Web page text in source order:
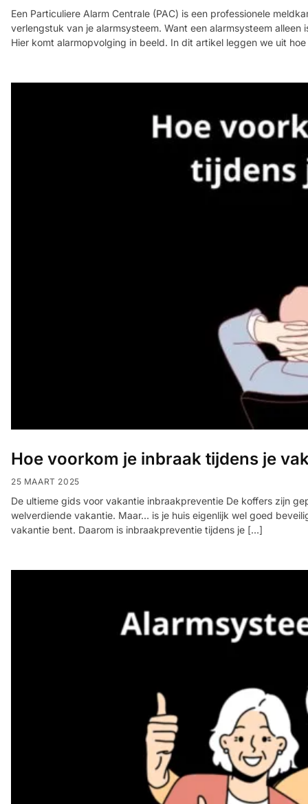
Een Particuliere Alarm Centrale (PAC) is een professionele
verlengstuk van je alarmsysteem. Want een alarmsysteem
Hier komt alarmopvolging in beeld. In dit artikel leggen we uit
Hoe voorkom je inbraak tijdens je
25 MAART 2025
De ultieme gids voor vakantie inbraakpreventie De koffers zijn
welverdiende vakantie. Maar… is je huis eigenlijk wel goed
vakantie bent. Daarom is inbraakpreventie tijdens je […]